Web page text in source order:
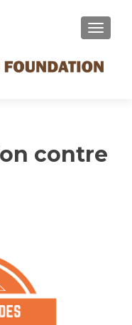
MENU
contre